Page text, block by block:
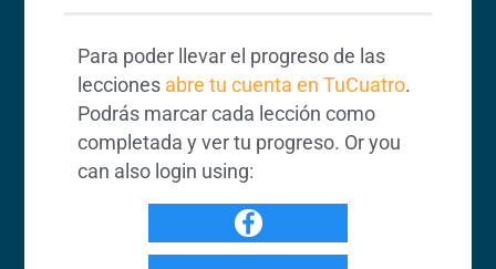
Para poder llevar el progreso de las
lecciones abre tu cuenta en TuCuatro.
Podrás marcar cada lección como
completada y ver tu progreso. Or you
can also login using: